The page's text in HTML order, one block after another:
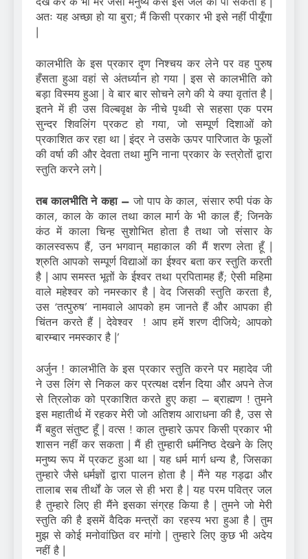
अतः यह अच्छा हो या बुरा; मैं किसी प्रकार भी इसे नहीं पीयूँगा
|
कालभीति के इस प्रकार दृण निश्चय कर लेने पर वह पुरुष
हँसता हुआ वहां से अंतर्ध्यान हो गया | इस से कालभीति को
बड़ा विस्मय हुआ | वे बार बार सोचने लगे की ये क्या वृतांत है |
इतने में ही उस विल्बवृक्ष के नीचे पृथ्वी से सहसा एक परम
सुन्दर शिवलिंग प्रकट हो गया, जो सम्पूर्ण दिशाओं को
प्रकाशित कर रहा था | इंद्र ने उसके ऊपर पारिजात के फूलों
की वर्षा की और देवता तथा मुनि नाना प्रकार के स्त्रोतों द्वारा
स्तुति करने लगे |
तब कालभीति ने कहा – जो पाप के काल, संसार रुपी पंक के
काल, काल के काल तथा काल मार्ग के भी काल हैं; जिनके
कंठ में काला चिन्ह सुशोभित होता है तथा जो संसार के
कालस्वरूप हैं, उन भगवान् महाकाल की मैं शरण लेता हूँ |
श्रुति आपको सम्पूर्ण विद्याओं का ईश्वर बता कर स्तुति करती
है | आप समस्त भूतों के ईश्वर तथा प्रपितामह हैं; ऐसी महिमा
वाले महेश्वर को नमस्कार है | वेद जिसकी स्तुति करता है,
उस ‘तत्पुरुष’ नामवाले आपको हम जानते हैं और आपका ही
चिंतन करते हैं | देवेश्वर ! आप हमें शरण दीजिये; आपको
बारम्बार नमस्कार है |’
अर्जुन ! कालभीति के इस प्रकार स्तुति करने पर महादेव जी
ने उस लिंग से निकल कर प्रत्यक्ष दर्शन दिया और अपने तेज
से त्रिलोक को प्रकाशित करते हुए कहा – ब्राह्मण ! तुमने
इस महातीर्थ में रहकर मेरी जो अतिशय आराधना की है, उस से
मैं बहुत संतुष्ट हूँ | वत्स ! काल तुम्हारे ऊपर किसी प्रकार भी
शासन नहीं कर सकता | मैं ही तुम्हारी धर्मनिष्ठ देखने के लिए
मनुष्य रूप में प्रकट हुआ था | यह धर्म मार्ग धन्य है, जिसका
तुम्हारे जैसे धर्मज्ञों द्वारा पालन होता है | मैंने यह गड्ढा और
तालाब सब तीर्थों के जल से ही भरा है | यह परम पवित्र जल
है तुम्हारे लिए ही मैंने इसका संग्रह किया है | तुमने जो मेरी
स्तुति की है इसमें वैदिक मन्त्रों का रहस्य भरा हुआ है | तुम
मुझ से कोई मनोवांछित वर मांगो | तुम्हारे लिए कुछ भी अदेय
नहीं है |